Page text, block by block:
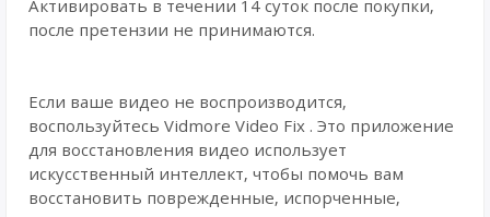
Активировать в течении 14 суток после покупки,
после претензии не принимаются.
Если ваше видео не воспроизводится,
воспользуйтесь Vidmore Video Fix . Это приложение
для восстановления видео использует
искусственный интеллект, чтобы помочь вам
восстановить поврежденные, испорченные,